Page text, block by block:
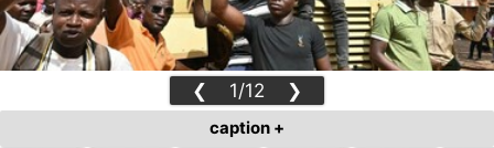
❮ 1/12 ❯
caption +